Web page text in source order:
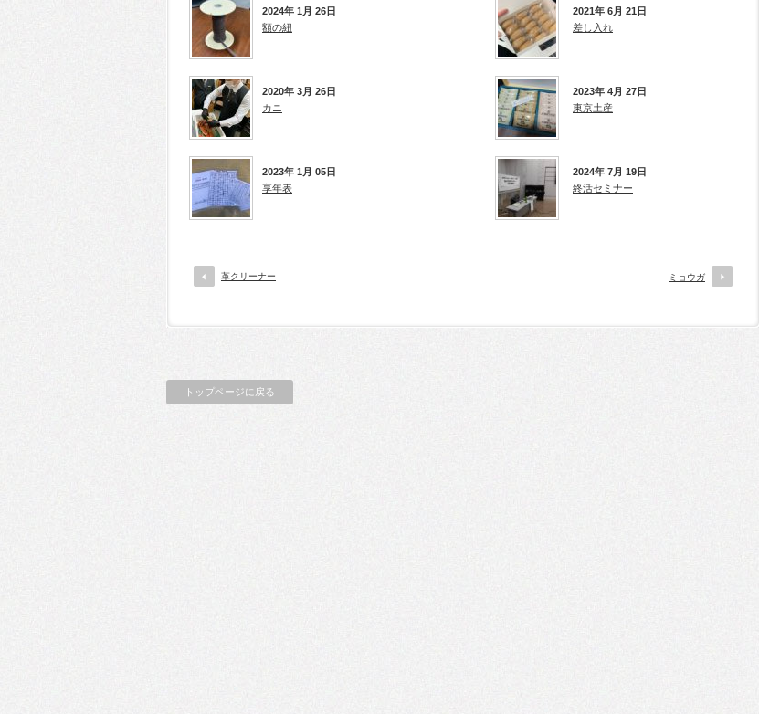
2024年 1月 26日
額の紐
2021年 6月 21日
差し入れ
2020年 3月 26日
カニ
2023年 4月 27日
東京土産
2023年 1月 05日
享年表
2024年 7月 19日
終活セミナー
革クリーナー ミョウガ
トップページに戻る